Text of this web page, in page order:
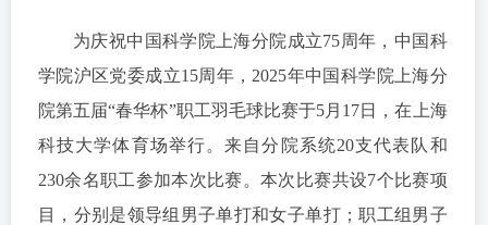
为庆祝中国科学院上海分院成立75周年，中国科
学院沪区党委成立15周年，2025年中国科学院上海分
院第五届“春华杯”职工羽毛球比赛于5月17日，在上海
科技大学体育场举行。来自分院系统20支代表队和
230余名职工参加本次比赛。本次比赛共设7个比赛项
目，分别是领导组男子单打和女子单打；职工组男子